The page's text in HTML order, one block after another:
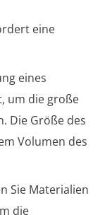
eine
eines
um die große
Die Größe des
Volumen des
Sie Materialien
die